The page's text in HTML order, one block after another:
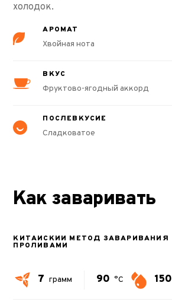
холодок.
АРОМАТ
Хвойная нота
ВКУС
Фруктово-ягодный аккорд
ПОСЛЕВКУСИЕ
Сладковатое
Как заваривать
КИТАЙСКИЙ МЕТОД ЗАВАРИВАНИЯ
ПРОЛИВАМИ
7 грамм 90 °C 150